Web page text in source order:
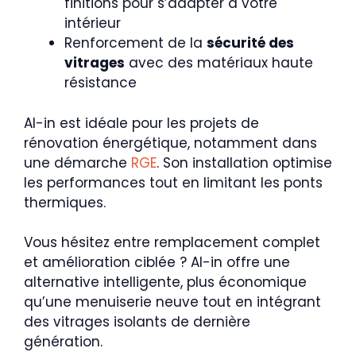
intérieur
Renforcement de la sécurité des
vitrages avec des matériaux haute
résistance
Al-in est idéale pour les projets de
rénovation énergétique, notamment dans
une démarche RGE. Son installation optimise
les performances tout en limitant les ponts
thermiques.
Vous hésitez entre remplacement complet
et amélioration ciblée ? Al-in offre une
alternative intelligente, plus économique
qu’une menuiserie neuve tout en intégrant
des vitrages isolants de dernière
génération.